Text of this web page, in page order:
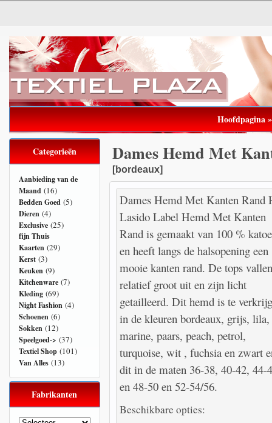
Hoofdpagina
Dames Hemd Met
[bordeaux]
Dames Hemd Met Kanten Rand
Lasido Label Hemd Met Kanten
Rand is gemaakt van 100 %
en heeft langs de halsopening een
mooie kanten rand. De tops vallen
relatief groot uit en zijn licht
getailleerd. Dit hemd is te
in de kleuren bordeaux, grijs, lila,
marine, paars, peach, petrol,
turquoise, wit , fuchsia en zwart
dit in de maten 36-38, 40-42, 44-
en 48-50 en 52-54/56.
Beschikbare opties:
Categorieën
Aanbieding van de
Maand (16)
Bedden Goed (5)
Dieren (4)
Exclusive (25)
fijn Thuis
Kaarten (29)
Kerst (3)
Keuken (9)
Kitchenware (7)
Kleding (69)
Night Fashion (4)
Schoenen (6)
Sokken (12)
Speelgoed-> (37)
Textiel Shop (101)
Van Alles (13)
Fabrikanten